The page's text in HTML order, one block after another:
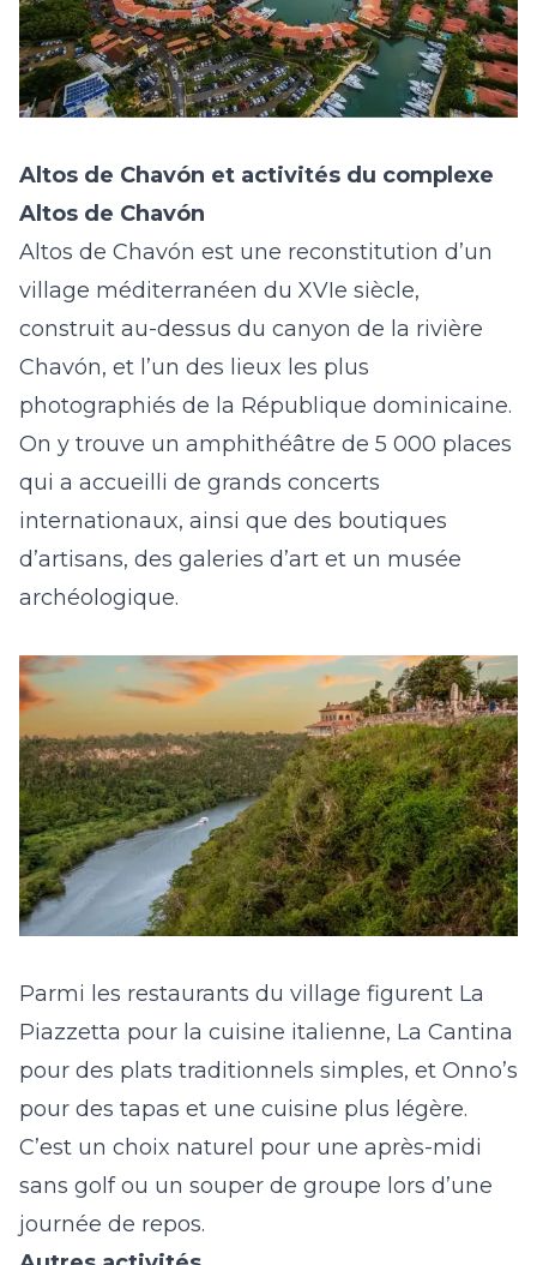
Altos de Chavón et activités du complexe
Altos de Chavón
Altos de Chavón est une reconstitution d’un
village méditerranéen du XVIe siècle,
construit au-dessus du canyon de la rivière
Chavón, et l’un des lieux les plus
photographiés de la République dominicaine.
On y trouve un amphithéâtre de 5 000 places
qui a accueilli de grands concerts
internationaux, ainsi que des boutiques
d’artisans, des galeries d’art et un musée
archéologique.
Parmi les restaurants du village figurent La
Piazzetta pour la cuisine italienne, La Cantina
pour des plats traditionnels simples, et Onno’s
pour des tapas et une cuisine plus légère.
C’est un choix naturel pour une après-midi
sans golf ou un souper de groupe lors d’une
journée de repos.